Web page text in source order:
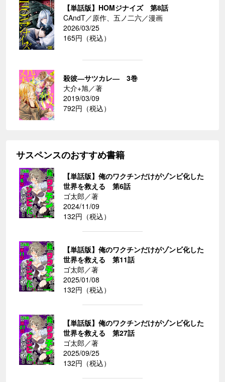
【単話版】HOMジナイズ 第8話
CAndT／原作、五ノ二六／漫画
2026/03/25
165円（税込）
殺彼―サツカレ― 3巻
大介+旭／著
2019/03/09
792円（税込）
サスペンスのおすすめ書籍
【単話版】俺のワクチンだけがゾンビ化した
世界を救える 第6話
ゴ太郎／著
2024/11/09
132円（税込）
【単話版】俺のワクチンだけがゾンビ化した
世界を救える 第11話
ゴ太郎／著
2025/01/08
132円（税込）
【単話版】俺のワクチンだけがゾンビ化した
世界を救える 第27話
ゴ太郎／著
2025/09/25
132円（税込）